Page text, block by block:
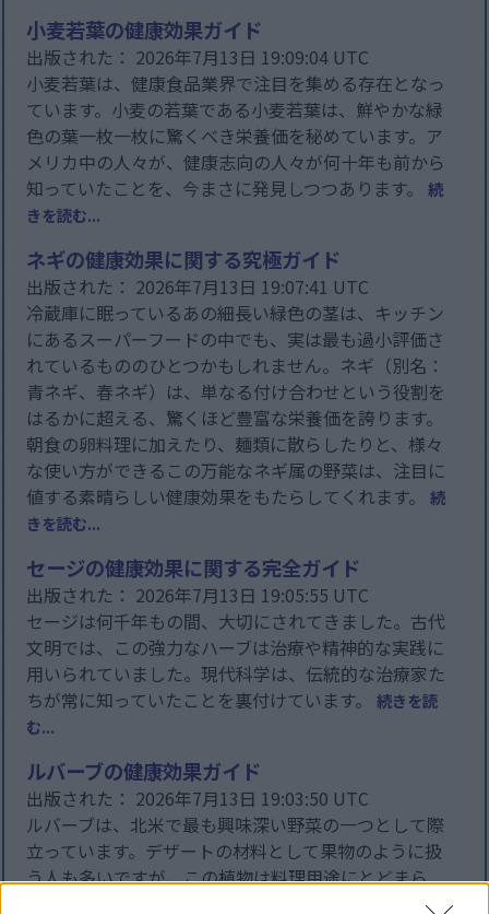
小麦若葉の健康効果ガイド
出版された： 2026年7月13日 19:09:04 UTC
小麦若葉は、健康食品業界で注目を集める存在となっ
ています。小麦の若葉である小麦若葉は、鮮やかな緑
色の葉一枚一枚に驚くべき栄養価を秘めています。ア
メリカ中の人々が、健康志向の人々が何十年も前から
知っていたことを、今まさに発見しつつあります。続
きを読む...
ネギの健康効果に関する究極ガイド
出版された： 2026年7月13日 19:07:41 UTC
冷蔵庫に眠っているあの細長い緑色の茎は、キッチン
にあるスーパーフードの中でも、実は最も過小評価さ
れているもののひとつかもしれません。ネギ（別名：
青ネギ、春ネギ）は、単なる付け合わせという役割を
はるかに超える、驚くほど豊富な栄養価を誇ります。
朝食の卵料理に加えたり、麺類に散らしたりと、様々
な使い方ができるこの万能なネギ属の野菜は、注目に
値する素晴らしい健康効果をもたらしてくれます。続
きを読む...
セージの健康効果に関する完全ガイド
出版された： 2026年7月13日 19:05:55 UTC
セージは何千年もの間、大切にされてきました。古代
文明では、この強力なハーブは治療や精神的な実践に
用いられていました。現代科学は、伝統的な治療家た
ちが常に知っていたことを裏付けています。続きを読
む...
ルバーブの健康効果ガイド
出版された： 2026年7月13日 19:03:50 UTC
ルバーブは、北米で最も興味深い野菜の一つとして際
立っています。デザートの材料として果物のように扱
う人も多いですが、この植物は料理用途にとどまら
ず、驚くべき健康効果をもたらします。鮮やかな赤い